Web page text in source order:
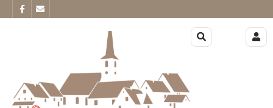
5788, 14 8278, 5788, 14